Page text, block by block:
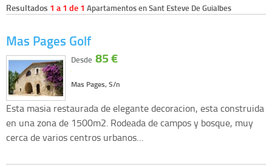
Resultados 1 a 1 de 1 Apartamentos en Sant Esteve De Guialbes
Mas Pages Golf
Mas Pages, S/n
Desde 85 €
Esta masia restaurada de elegante decoracion, esta construida
en una zona de 1500m2. Rodeada de campos y bosque, muy
cerca de varios centros urbanos…